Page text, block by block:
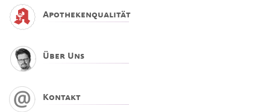
Apothekenqualität
Über Uns
Kontakt